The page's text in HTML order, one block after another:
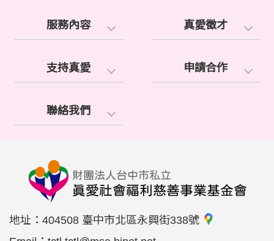
服務內容 真愛徵才
支持真愛 申請合作
聯絡我們
地址： 404508 臺中市北區永興街338號